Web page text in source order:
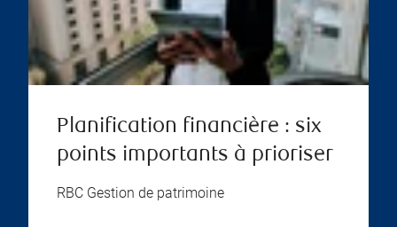
Planification financière : six
points importants à prioriser
RBC Gestion de patrimoine